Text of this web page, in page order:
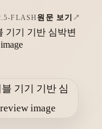
FLASH 원문 보기